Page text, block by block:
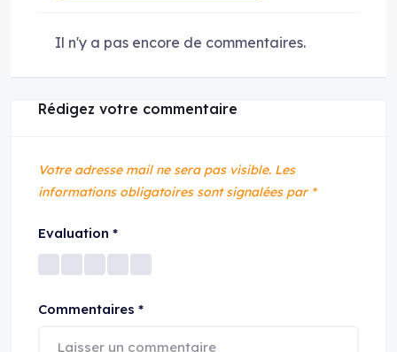
Il n'y a pas encore de commentaires.
Rédigez votre commentaire
Votre adresse mail ne sera pas visible. Les
informations obligatoires sont signalées par *
Evaluation *
Commentaires *